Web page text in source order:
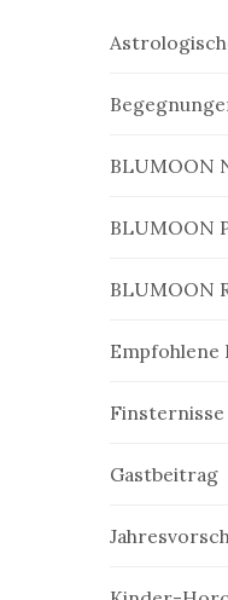
BLUMOON
BLUMOON
BLUMOON
Empfohlene
Finsternisse
Gastbeitrag